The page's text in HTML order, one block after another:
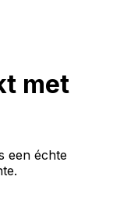
met
een échte